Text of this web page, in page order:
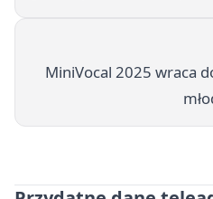
MiniVocal 2025 wraca